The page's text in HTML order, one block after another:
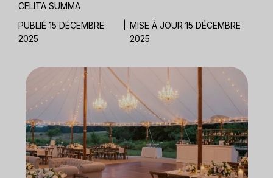
CELITA SUMMA
PUBLIÉ 15 DÉCEMBRE
2025
MISE À JOUR 15 DÉCEMBRE
2025